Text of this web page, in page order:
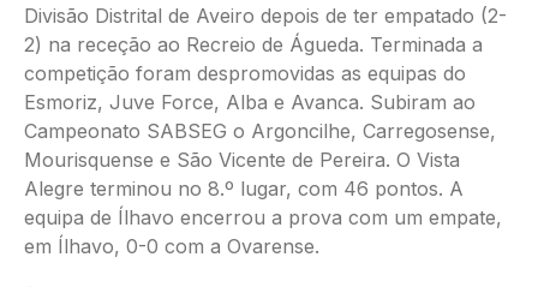
Divisão Distrital de Aveiro depois de ter empatado (2-
2) na receção ao Recreio de Águeda. Terminada a
competição foram despromovidas as equipas do
Esmoriz, Juve Force, Alba e Avanca. Subiram ao
Campeonato SABSEG o Argoncilhe, Carregosense,
Mourisquense e São Vicente de Pereira. O Vista
Alegre terminou no 8.º lugar, com 46 pontos. A
equipa de Ílhavo encerrou a prova com um empate,
em Ílhavo, 0-0 com a Ovarense.